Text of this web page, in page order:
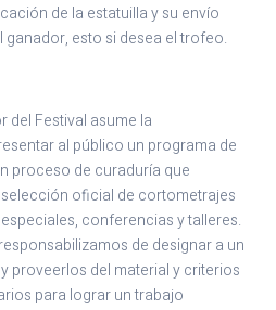
de la estatuilla y su envío
esto si desea el trofeo.
del Festival asume la
al público un programa de
proceso de curaduría que
oficial de cortometrajes
conferencias y talleres.
de designar a un
proveerlos del material y criterios
para lograr un trabajo